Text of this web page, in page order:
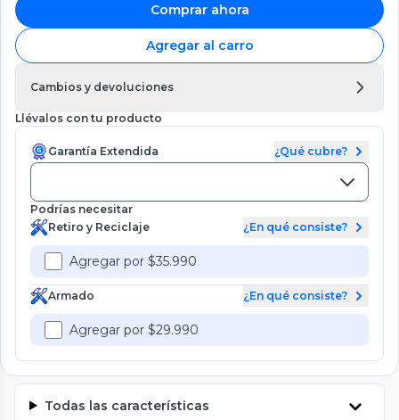
Comprar ahora
Agregar al carro
Cambios y devoluciones
Llévalos con tu producto
Garantía Extendida ¿Qué cubre?
Podrías necesitar
Retiro y Reciclaje
¿En qué consiste?
Agregar por $35.990
Armado ¿En qué consiste?
Agregar por $29.990
Todas las características